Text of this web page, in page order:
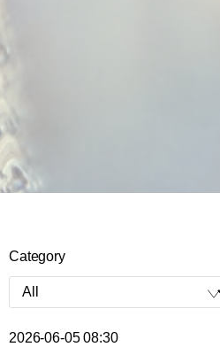
Category
2026-06-05 08:30